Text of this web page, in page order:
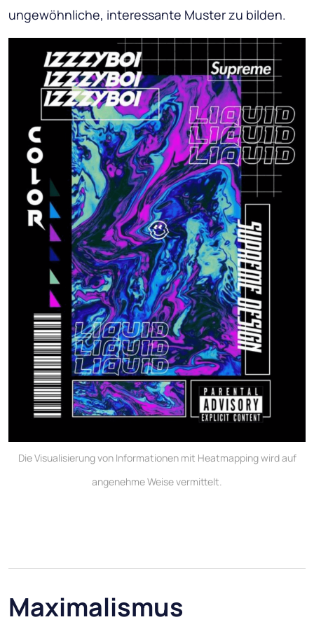
ungewöhnliche, interessante Muster zu bilden.
Die Visualisierung von Informationen mit Heatmapping wird auf
angenehme Weise vermittelt.
Maximalismus